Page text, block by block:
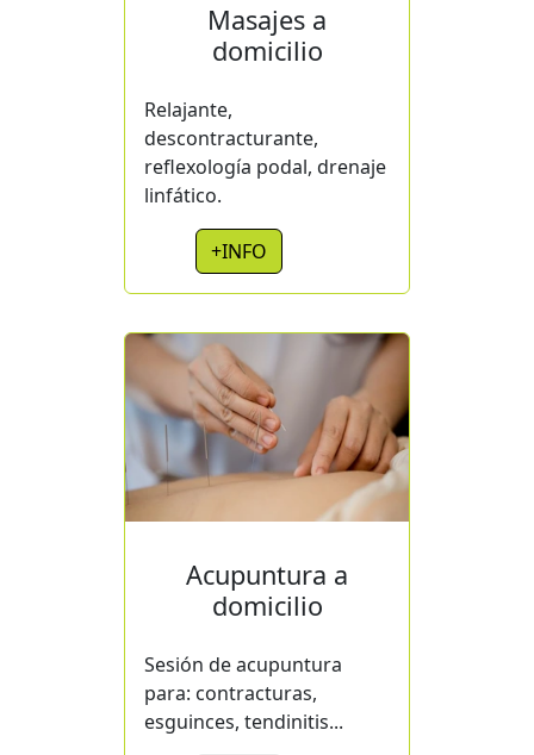
Masajes a
domicilio
Relajante,
descontracturante,
reflexología podal, drenaje
linfático.
+INFO
Acupuntura a
domicilio
Sesión de acupuntura
para: contracturas,
esguinces, tendinitis...